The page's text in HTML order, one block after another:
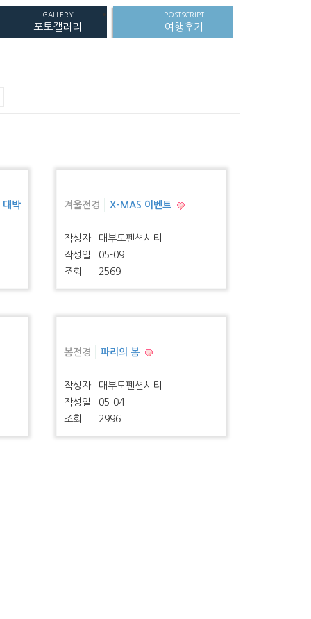
GALLERY
포토갤러리
POSTSCRIPT
여행후기
대박 겨울전경 X-MAS 이벤트
작성자
대부도펜션시티
작성일
05-09
조회
2569
봄전경 파리의 봄
작성자
대부도펜션시티
작성일
05-04
조회
2996